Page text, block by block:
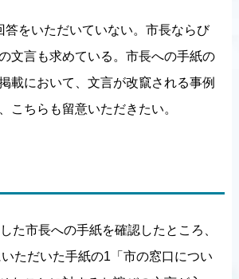
答をいただいていない。市長ならび
文言も求めている。市長への手紙の
載において、文言が改竄される事例
こちらも留意いただきたい。
た市長への手紙を確認したところ、
ただいた手紙の1「市の窓口につい